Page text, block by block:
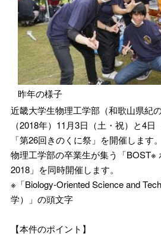
昨年の様子
近畿大学生物理工学部（和歌山県紀
（2018年）11月3日（土・祝）と4
「第26回きのくに祭」を開催します
物理工学部の卒業生が集う「BOST※
2018」を同時開催します。
※「Biology-Oriented Science and
学）」の頭文字
【本件のポイント】